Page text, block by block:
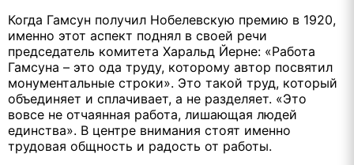
Когда Гамсун получил Нобелевскую премию в 1920,
именно этот аспект поднял в своей речи
председатель комитета Харальд Йерне: «Работа
Гамсуна – это ода труду, которому автор посвятил
монументальные строки». Это такой труд, который
объединяет и сплачивает, а не разделяет. «Это
вовсе не отчаянная работа, лишающая людей
единства». В центре внимания стоят именно
трудовая общность и радость от работы.